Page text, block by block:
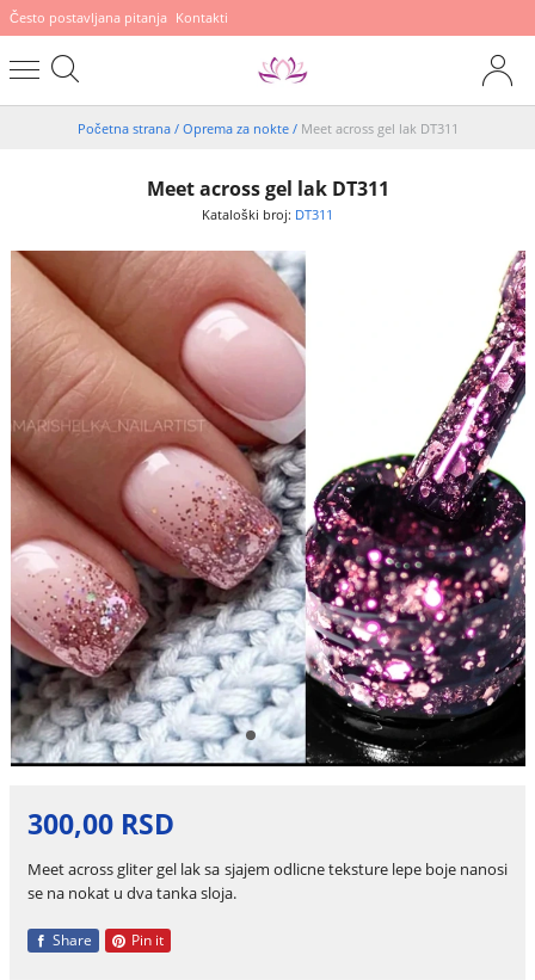
Često postavljana pitanja Kontakti
Početna strana / Oprema za nokte / Meet across gel lak DT311
Meet across gel lak DT311
Kataloški broj: DT311
300,00 RSD
Meet across gliter gel lak sa sjajem odlicne teksture lepe boje nanosi
se na nokat u dva tanka sloja.
Share Pin it